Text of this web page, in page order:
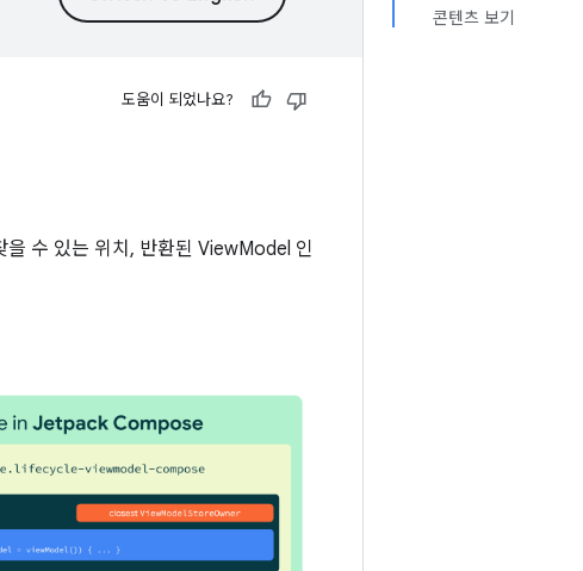
콘텐츠 보기
도움이 되었나요?
수 있는 위치, 반환된 ViewModel 인